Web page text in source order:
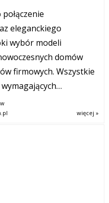
eleganckiego
wybór modeli
domów
firmowych. Wszystkie
więcej »